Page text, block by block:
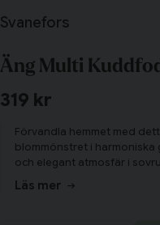
Svanefors
Äng Multi
319 kr
Förvandla hemmet med
blommönstret i
och elegant atmosfär i
Läs mer